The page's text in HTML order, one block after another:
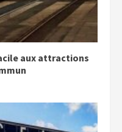
aux attractions